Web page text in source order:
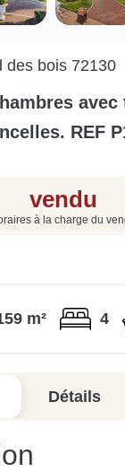
sa
quelles
bien en ligne.
des bois 72130
avec
REF
vendu
à la charge du
m² 4
Détails